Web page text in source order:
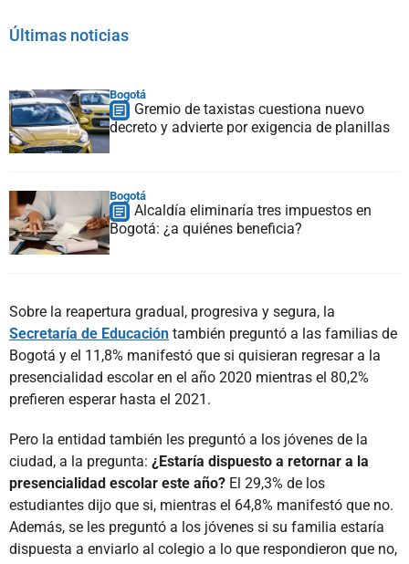
Últimas noticias
Bogotá
Gremio de taxistas cuestiona nuevo
decreto y advierte por exigencia de planillas
Bogotá
Alcaldía eliminaría tres impuestos en
Bogotá: ¿a quiénes beneficia?
Sobre la reapertura gradual, progresiva y segura, la
Secretaría de Educación también preguntó a las familias de
Bogotá y el 11,8% manifestó que si quisieran regresar a la
presencialidad escolar en el año 2020 mientras el 80,2%
prefieren esperar hasta el 2021.
Pero la entidad también les preguntó a los jóvenes de la
ciudad, a la pregunta: ¿Estaría dispuesto a retornar a la
presencialidad escolar este año? El 29,3% de los
estudiantes dijo que si, mientras el 64,8% manifestó que no.
Además, se les preguntó a los jóvenes si su familia estaría
dispuesta a enviarlo al colegio a lo que respondieron que no,